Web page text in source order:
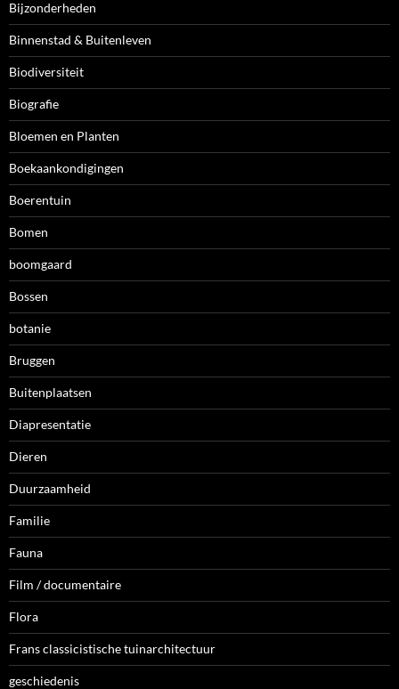
Bijzonderheden
Binnenstad & Buitenleven
Biodiversiteit
Biografie
Bloemen en Planten
Boekaankondigingen
Boerentuin
Bomen
boomgaard
Bossen
botanie
Bruggen
Buitenplaatsen
Diapresentatie
Dieren
Duurzaamheid
Familie
Fauna
Film / documentaire
Flora
Frans classicistische tuinarchitectuur
geschiedenis